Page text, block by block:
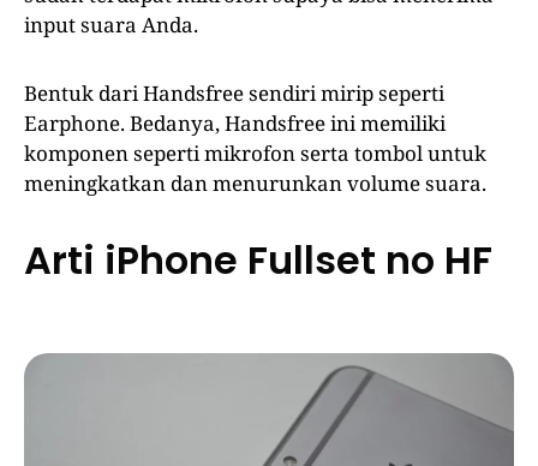
input suara Anda.
Bentuk dari Handsfree sendiri mirip seperti
Earphone. Bedanya, Handsfree ini memiliki
komponen seperti mikrofon serta tombol untuk
meningkatkan dan menurunkan volume suara.
Arti iPhone Fullset no HF